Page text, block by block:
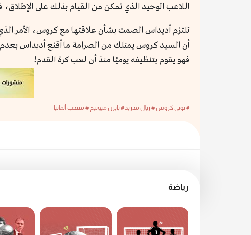
اللاعب الوحيد الذي تمكن من القيام بذلك على الإطلاق،
تلتزم أديداس الصمت بشأن علاقتها مع كروس، الأمر
أن السيد كروس يمتلك من الصرامة ما أقنع أديداس
فهو يقوم بتنظيفه يوميًا منذ أن لعب كرة القدم!
# توني كروس# ريال مدريد# بايرن ميونيخ # منتخب ألمانيا
رياضة